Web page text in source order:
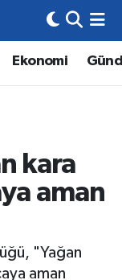
Ekonomi
kara
aman
"Yağan
aman